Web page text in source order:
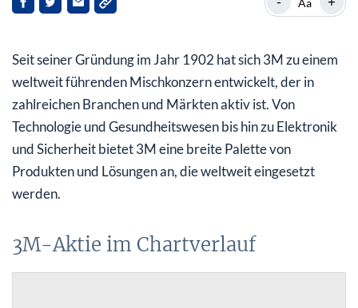
3M-Aktie: Das Unternehmen im Portrait
Seit seiner Gründung im Jahr 1902 hat sich 3M zu einem
weltweit führenden Mischkonzern entwickelt, der in
zahlreichen Branchen und Märkten aktiv ist. Von
Technologie und Gesundheitswesen bis hin zu Elektronik
und Sicherheit bietet 3M eine breite Palette von
Produkten und Lösungen an, die weltweit eingesetzt
werden.
3M-Aktie im Chartverlauf